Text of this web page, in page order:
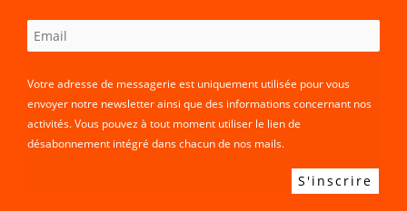
Votre adresse de messagerie est uniquement utilisée pour vous
envoyer notre newsletter ainsi que des informations concernant nos
activités. Vous pouvez à tout moment utiliser le lien de
désabonnement intégré dans chacun de nos mails.